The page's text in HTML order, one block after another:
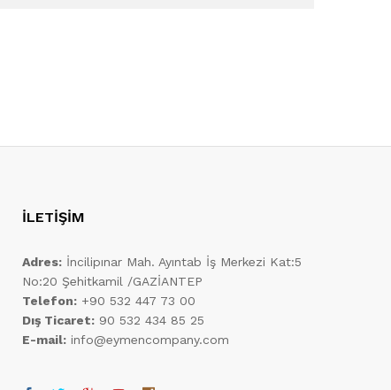
İLETİŞİM
Adres: İncilipınar Mah. Ayıntab İş Merkezi Kat:5
No:20 Şehitkamil /GAZİANTEP
Telefon: +90 532 447 73 00
Dış Ticaret: 90 532 434 85 25
E-mail: info@eymencompany.com